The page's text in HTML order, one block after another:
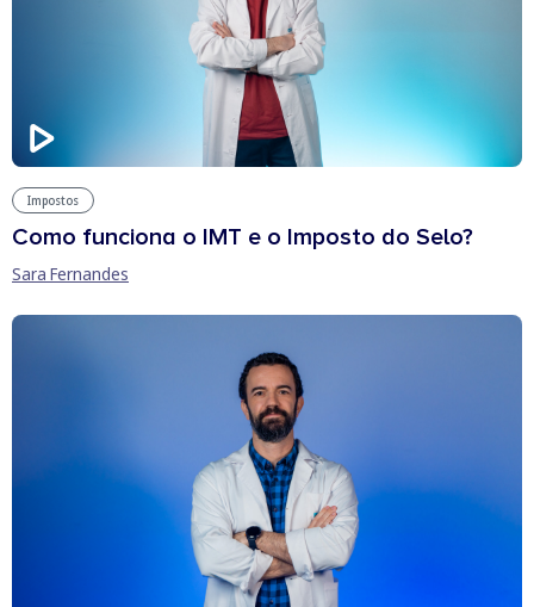
Impostos
Como funciona o IMT e o Imposto do Selo?
Sara Fernandes